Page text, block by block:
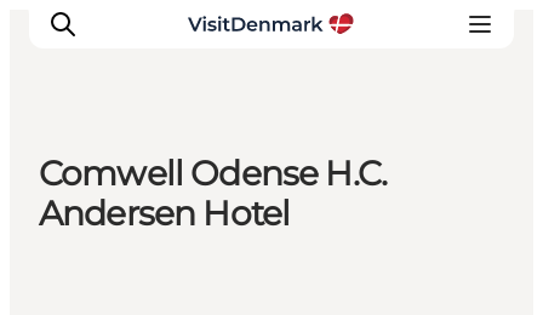
Inspiration
Comwell Odense H.C.
Andersen Hotel